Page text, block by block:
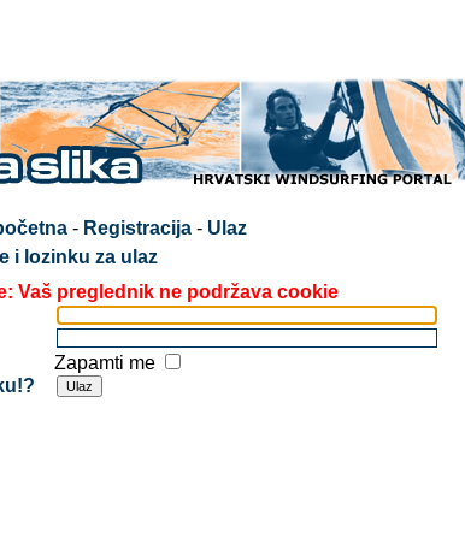
- Registracija- Ulaz
i lozinku za ulaz
Vaš preglednik ne podržava cookie
Zapamti me